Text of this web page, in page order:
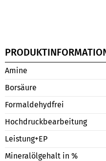
Amine
Borsäure
Formaldehydfrei
Hochdruckbearbeitung
Leistung+EP
Mineralölgehalt in %